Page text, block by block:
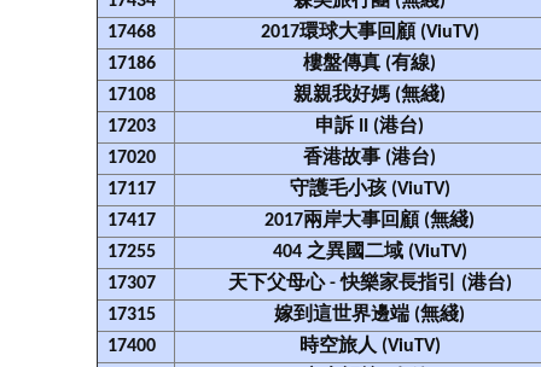
17468
2017環球大事回顧 (ViuTV)
17186
樓盤傳真 (有線)
17108
親親我好媽 (無綫)
17203
申訴 II (港台)
17020
香港故事 (港台)
17117
守護毛小孩 (ViuTV)
17417
2017兩岸大事回顧 (無綫)
17255
404 之異國二域 (ViuTV)
17307
天下父母心 - 快樂家長指引 (港台)
17315
嫁到這世界邊端 (無綫)
17400
時空旅人 (ViuTV)